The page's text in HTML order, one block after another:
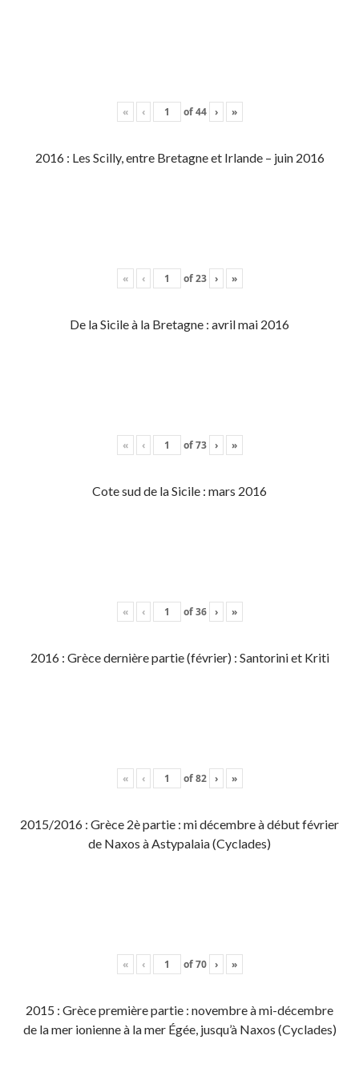
« ‹ of44 › »
2016 : Les Scilly, entre Bretagne et Irlande – juin 2016
« ‹ of23 › »
De la Sicile à la Bretagne : avril mai 2016
« ‹ of73 › »
Cote sud de la Sicile : mars 2016
« ‹ of36 › »
2016 : Grèce dernière partie (février) : Santorini et Kriti
« ‹ of82 › »
2015/2016 : Grèce 2è partie : mi décembre à début février
de Naxos à Astypalaia (Cyclades)
« ‹ of70 › »
2015 : Grèce première partie : novembre à mi-décembre
de la mer ionienne à la mer Égée, jusqu’à Naxos (Cyclades)